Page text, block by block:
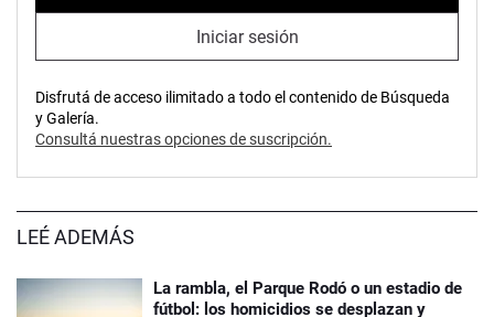
Iniciar sesión
Disfrutá de acceso ilimitado a todo el contenido de Búsqueda
y Galería.
Consultá nuestras opciones de suscripción.
LEÉ ADEMÁS
La rambla, el Parque Rodó o un estadio de
fútbol: los homicidios se desplazan y